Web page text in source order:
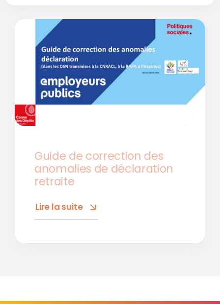
Guide de correction des
anomalies de déclaration
retraite
Lire la suite